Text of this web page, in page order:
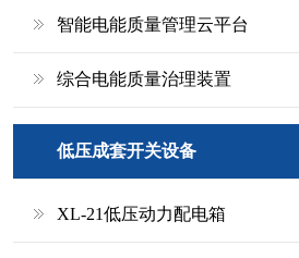
智能电能质量管理云平台
综合电能质量治理装置
低压成套开关设备
XL-21低压动力配电箱